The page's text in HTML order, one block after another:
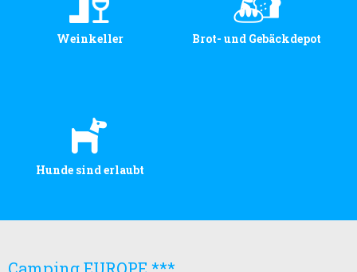
Weinkeller Brot- und Gebäckdepot
Hunde sind erlaubt
Camping EUROPE ***